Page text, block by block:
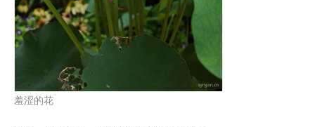
羞涩的花